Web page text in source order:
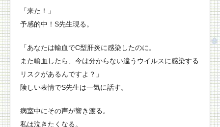
「来た！」
予感的中！S先生現る。
「あなたは輸血でC型肝炎に感染したのに。
また輸血したら、今は分からない違うウイルスに感染する
リスクがあるんですよ？」
険しい表情でS先生は一気に話す。
病室中にその声が響き渡る。
私は泣きたくなる。